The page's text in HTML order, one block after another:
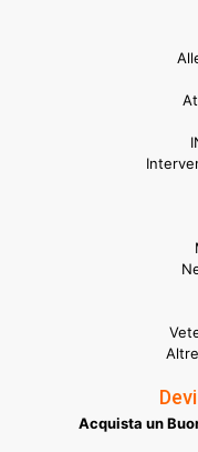
Acquista un